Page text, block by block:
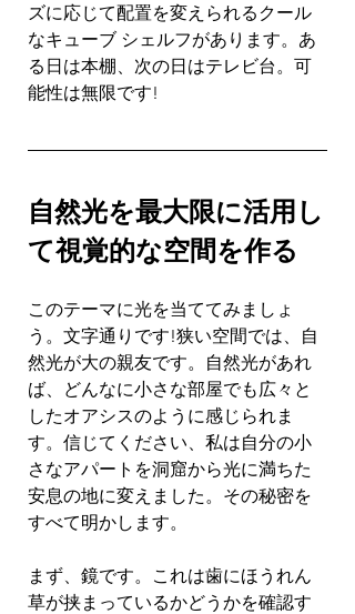
ズに応じて配置を変えられるクール
なキューブ シェルフがあります。あ
る日は本棚、次の日はテレビ台。可
能性は無限です!
自然光を最大限に活用し
て視覚的な空間を作る
このテーマに光を当ててみましょ
う。文字通りです!狭い空間では、自
然光が大の親友です。自然光があれ
ば、どんなに小さな部屋でも広々と
したオアシスのように感じられま
す。信じてください、私は自分の小
さなアパートを洞窟から光に満ちた
安息の地に変えました。その秘密を
すべて明かします。
まず、鏡です。これは歯にほうれん
草が挟まっているかどうかを確認す